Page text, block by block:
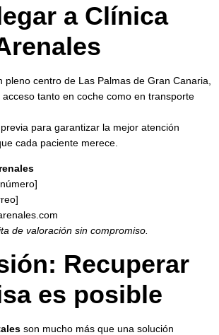
a Clínica
pleno centro de Las Palmas de Gran Canaria,
tanto en coche como en transporte
para garantizar la mejor atención
cada paciente merece.
de valoración sin compromiso.
Recuperar
es posible
son mucho más que una solución